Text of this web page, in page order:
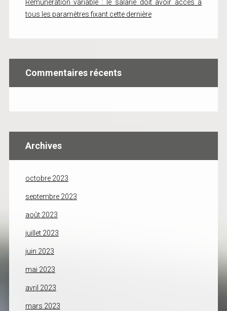
Rémunération variable : le salarié doit avoir accès à
tous les paramètres fixant cette dernière
Commentaires récents
Archives
octobre 2023
septembre 2023
août 2023
juillet 2023
juin 2023
mai 2023
avril 2023
mars 2023